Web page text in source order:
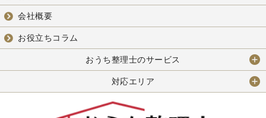
会社概要
お役立ちコラム
おうち整理士のサービス
対応エリア